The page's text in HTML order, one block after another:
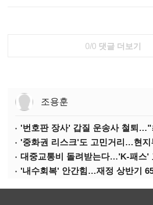
0/0 댓글 더보기
조용훈
'번호판 장사' 갑질 운송사 철퇴
'내수회복' 안간힘…재정 상반기